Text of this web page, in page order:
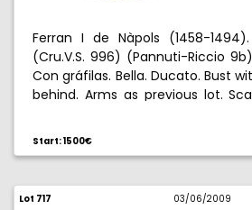
Ferran I de Nàpols (1458-
(Cru.V.S. 996) (Pannuti-Riccio 9b)
Con gráfilas. Bella. Ducato. Bust
behind. Arms as previous lot.
Start: 1500€
Lot 717 03/06/2009